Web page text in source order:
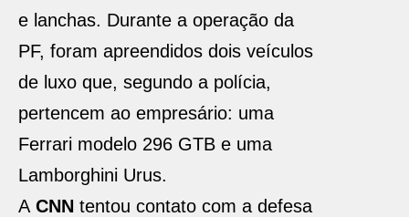
e lanchas. Durante a operação da
PF, foram apreendidos dois veículos
de luxo que, segundo a polícia,
pertencem ao empresário: uma
Ferrari modelo 296 GTB e uma
Lamborghini Urus.
A CNN tentou contato com a defesa